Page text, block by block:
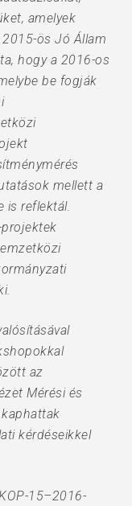
amelyek
ös Jó Állam
hogy a 2016-os
be fogják
mellett a
is reflektál.
projektek
az
Mérési és
kérdéseikkel
15–2016-